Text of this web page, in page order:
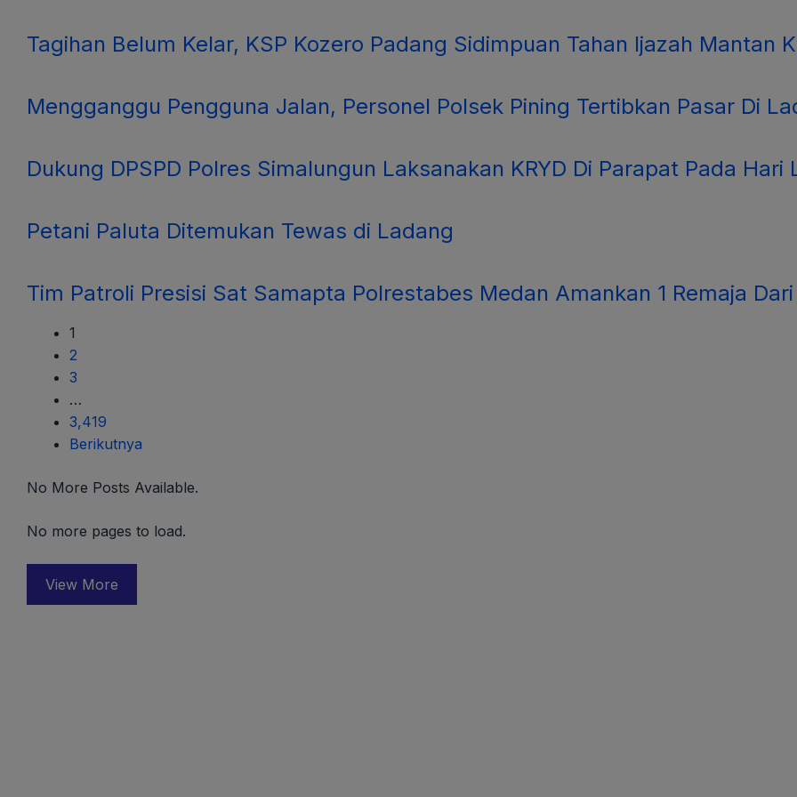
Tagihan Belum Kelar, KSP Kozero Padang Sidimpuan Tahan Ijazah Mantan
Mengganggu Pengguna Jalan, Personel Polsek Pining Tertibkan Pasar Di
Dukung DPSPD Polres Simalungun Laksanakan KRYD Di Parapat Pada Hari
Petani Paluta Ditemukan Tewas di Ladang
Tim Patroli Presisi Sat Samapta Polrestabes Medan Amankan 1 Remaja
1
2
3
…
3,419
Berikutnya
No More Posts Available.
No more pages to load.
View More